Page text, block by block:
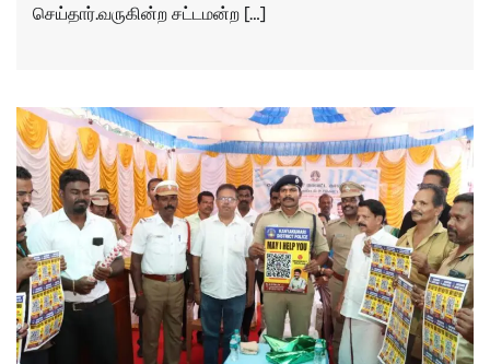
செய்தார்.வருகின்ற சட்டமன்ற […]